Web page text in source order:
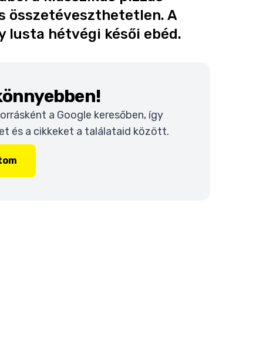
összetéveszthetetlen. A
lusta hétvégi késői ebéd.
a Google keresőben, így
és a cikkeket a találataid között.